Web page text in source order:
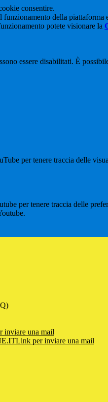
consentire.
della piattaforma
potete visionare la
essere disabilitati. È
per tenere traccia delle
per tenere traccia delle
inviare una mail
Link per inviare una mail